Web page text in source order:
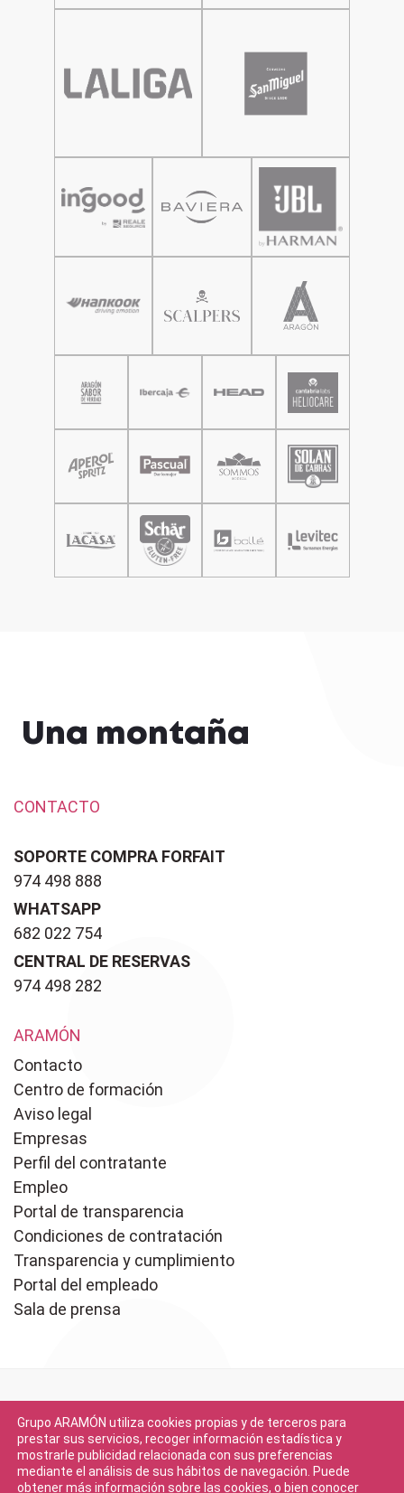
Una montaña
CONTACTO
SOPORTE COMPRA FORFAIT
974 498 888
WHATSAPP
682 022 754
CENTRAL DE RESERVAS
974 498 282
ARAMÓN
Contacto
Centro de formación
Aviso legal
Empresas
Perfil del contratante
Empleo
Portal de transparencia
Condiciones de contratación
Transparencia y cumplimiento
Portal del empleado
Sala de prensa
Descargar en
Grupo ARAMÓN utiliza cookies propias y de terceros para
prestar sus servicios, recoger información estadística y
mostrarle publicidad relacionada con sus preferencias
mediante el análisis de sus hábitos de navegación. Puede
obtener más información sobre las cookies, o bien conocer